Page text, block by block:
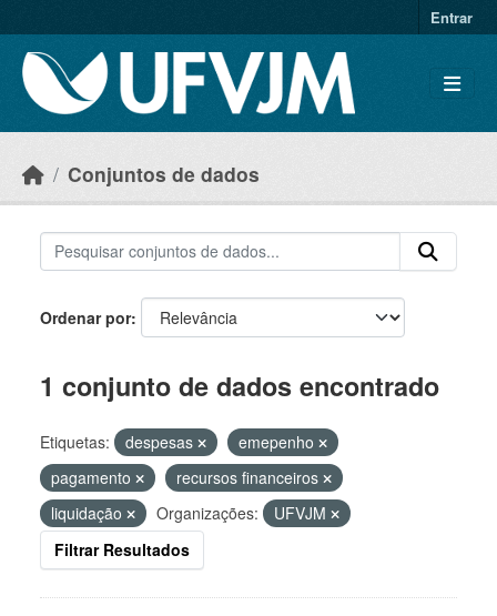
Entrar
Conjuntos de dados
Ordenar por
1 conjunto de dados encontrado
Etiquetas: despesas
emepenho
pagamento
recursos financeiros
liquidação
Organizações:
UFVJM
Filtrar Resultados